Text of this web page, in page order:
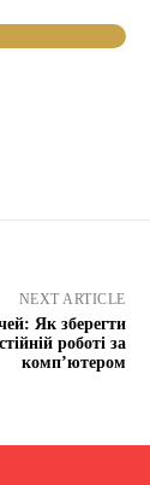
NEXT ARTICLE
Як зберегти
роботі за
комп’ютером